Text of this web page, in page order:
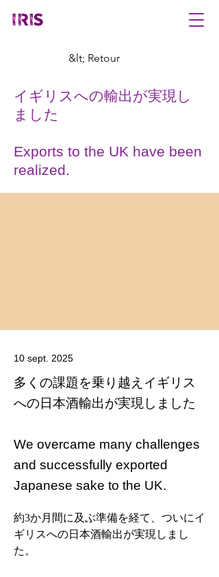
&lt; Retour
イギリスへの輸出が実現し
ました
Exports to the UK have been
realized.
10 sept. 2025
多くの課題を乗り越えイギリス
への日本酒輸出が実現しました
We overcame many challenges
and successfully exported
Japanese sake to the UK.
約3か月間に及ぶ準備を経て、ついにイ
ギリスへの日本酒輸出が実現しまし
た。